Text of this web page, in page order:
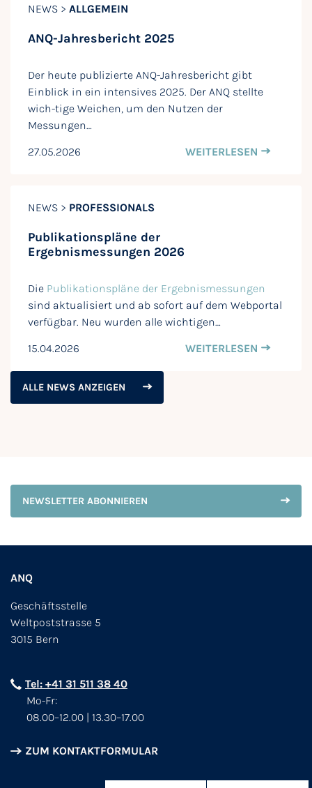
NEWS > ALLGEMEIN
ANQ-Jahresbericht 2025
Der heute publizierte ANQ-Jahresbericht gibt
Einblick in ein intensives 2025. Der ANQ stellte
wich-tige Weichen, um den Nutzen der
Messungen…
27.05.2026
WEITERLESEN
NEWS > PROFESSIONALS
Publikationspläne der
Ergebnismessungen 2026
Die Publikationspläne der Ergebnismessungen
sind aktualisiert und ab sofort auf dem Webportal
verfügbar. Neu wurden alle wichtigen…
15.04.2026
WEITERLESEN
ALLE NEWS ANZEIGEN
NEWSLETTER ABONNIEREN
ANQ
Geschäftsstelle
Weltpoststrasse 5
3015 Bern
Tel: +41 31 511 38 40
Mo-Fr:
08.00–12.00 | 13.30–17.00
ZUM KONTAKTFORMULAR